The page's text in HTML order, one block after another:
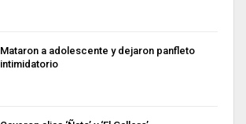
Mataron a adolescente y dejaron panfleto
intimidatorio